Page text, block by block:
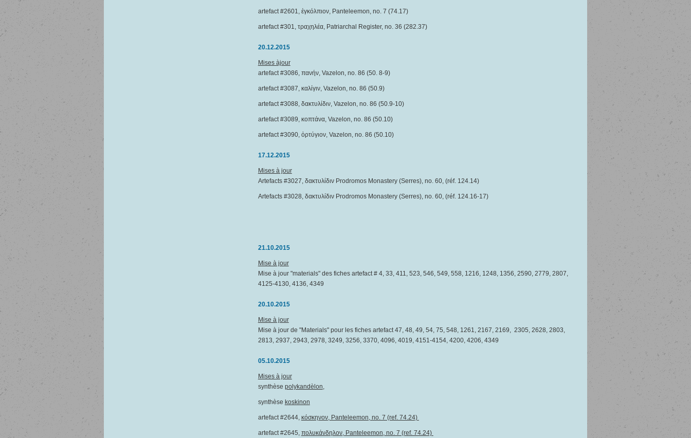
artefact #2601, ἐγκόλπιον, Panteleemon, no. 7 (74.17)
artefact #301, τραχηλέα, Patriarchal Register, no. 36 (282.37)
20.12.2015
Mises àjour
artefact #3086, πανήν, Vazelon, no. 86 (50. 8-9)
artefact #3087, καλίγιν, Vazelon, no. 86 (50.9)
artefact #3088, δακτυλίδιν, Vazelon, no. 86 (50.9-10)
artefact #3089, κοπτάνα, Vazelon, no. 86 (50.10)
artefact #3090, ὀρτύγιον, Vazelon, no. 86 (50.10)
17.12.2015
Mises à jour
Artefacts #3027, δακτυλίδιν Prodromos Monastery (Serres), no. 60, (réf. 124.14)
Artefacts #3028, δακτυλίδιν Prodromos Monastery (Serres), no. 60, (réf. 124.16-17)
21.10.2015
Mise à jour
Mise à jour "materials" des fiches artefact # 4, 33, 411, 523, 546, 549, 558, 1216, 1248, 1356, 2590, 2779, 2807,
4125-4130, 4136, 4349
20.10.2015
Mise à jour
Mise à jour de "Materials" pour les fiches artefact 47, 48, 49, 54, 75, 548, 1261, 2167, 2169, 2305, 2628, 2803,
2813, 2937, 2943, 2978, 3249, 3256, 3370, 4096, 4019, 4151-4154, 4200, 4206, 4349
05.10.2015
Mises à jour
synthèse polykandèlon,
synthèse koskinon
artefact #2644, κόσκηνον, Panteleemon, no. 7 (ref. 74.24)
artefact #2645, πολυκάνδηλον, Panteleemon, no. 7 (ref. 74.24)